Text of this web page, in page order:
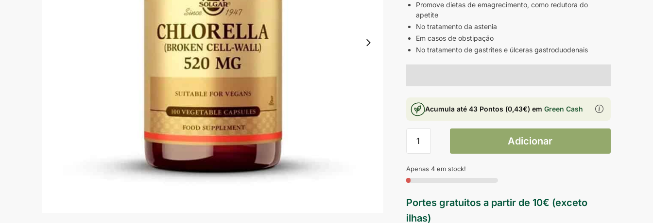
Promove dietas de emagrecimento, como redutora do
apetite
No tratamento da astenia
Em casos de obstipação
No tratamento de gastrites e úlceras gastroduodenais
Acumula até 43 Pontos (0,43€) em Green Cash
Adicionar
Apenas 4 em stock!
Portes gratuitos a partir de 10€ (exceto
ilhas)